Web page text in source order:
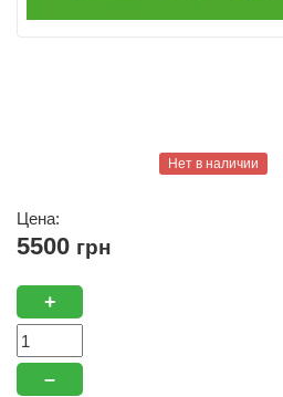
Нет в наличии
Цена:
5500 грн
+
–